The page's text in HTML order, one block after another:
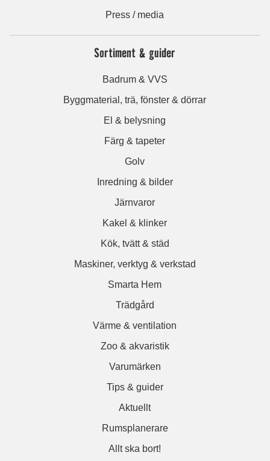
Press / media
Sortiment & guider
Badrum & VVS
Byggmaterial, trä, fönster & dörrar
El & belysning
Färg & tapeter
Golv
Inredning & bilder
Järnvaror
Kakel & klinker
Kök, tvätt & städ
Maskiner, verktyg & verkstad
Smarta Hem
Trädgård
Värme & ventilation
Zoo & akvaristik
Varumärken
Tips & guider
Aktuellt
Rumsplanerare
Allt ska bort!